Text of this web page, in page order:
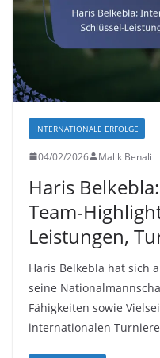
INTERNATIONALE ERFOLGE
04/02/2026 Malik Benali
Haris
Team-
Leistungen,
Haris Belkebla hat sich
seine
Fähigkeiten sowie
internationalen